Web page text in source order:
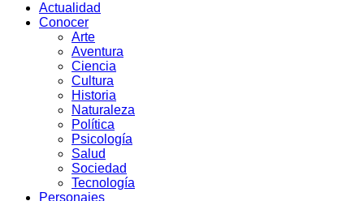
Actualidad
Conocer
Arte
Aventura
Ciencia
Cultura
Historia
Naturaleza
Política
Psicología
Salud
Sociedad
Tecnología
Personajes